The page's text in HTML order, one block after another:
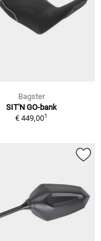
Bagster
SIT'N GO-bank
€ 449,001